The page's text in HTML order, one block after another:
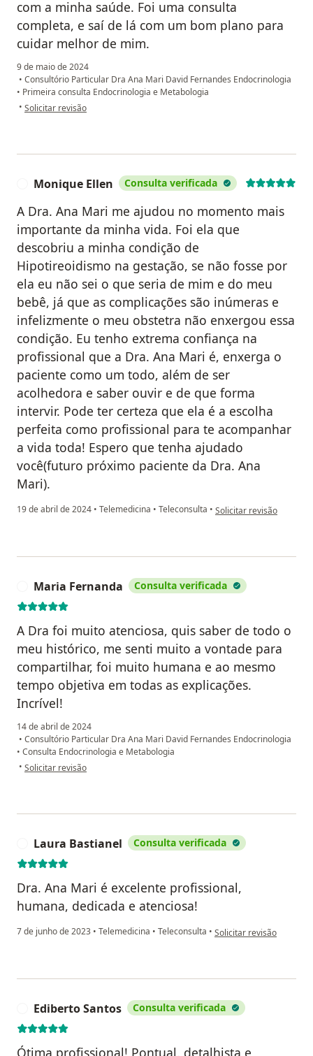
com a minha saúde. Foi uma consulta
completa, e saí de lá com um bom plano para
cuidar melhor de mim.
9 de maio de 2024
• Consultório Particular Dra Ana Mari David Fernandes Endocrinologia
• Primeira consulta Endocrinologia e Metabologia
• na opinião do utilizador Fernanda
Solicitar revisão
Monique Ellen Consulta verificada
A Dra. Ana Mari me ajudou no momento mais
importante da minha vida. Foi ela que
descobriu a minha condição de
Hipotireoidismo na gestação, se não fosse por
ela eu não sei o que seria de mim e do meu
bebê, já que as complicações são inúmeras e
infelizmente o meu obstetra não enxergou essa
condição. Eu tenho extrema confiança na
profissional que a Dra. Ana Mari é, enxerga o
paciente como um todo, além de ser
acolhedora e saber ouvir e de que forma
intervir. Pode ter certeza que ela é a escolha
perfeita como profissional para te acompanhar
a vida toda! Espero que tenha ajudado
você(futuro próximo paciente da Dra. Ana
Mari).
19 de abril de 2024 • Telemedicina • Teleconsulta • na opinião do utilizador
Solicitar revisão
Maria Fernanda Consulta verificada
A Dra foi muito atenciosa, quis saber de todo o
meu histórico, me senti muito a vontade para
compartilhar, foi muito humana e ao mesmo
tempo objetiva em todas as explicações.
Incrível!
14 de abril de 2024
• Consultório Particular Dra Ana Mari David Fernandes Endocrinologia
• Consulta Endocrinologia e Metabologia
• na opinião do utilizador Maria Fernanda
Solicitar revisão
Laura Bastianel Consulta verificada
Dra. Ana Mari é excelente profissional,
humana, dedicada e atenciosa!
7 de junho de 2023 • Telemedicina • Teleconsulta • na opinião do utilizador
Solicitar revisão
Ediberto Santos Consulta verificada
Ótima profissional! Pontual, detalhista e